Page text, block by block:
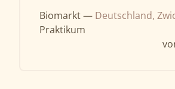
Biomarkt — Deutschland,
Praktikum